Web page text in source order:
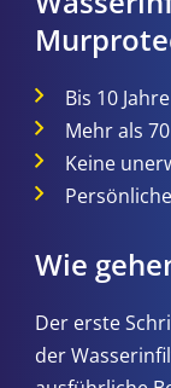
Bis 10
Mehr als
Keine
Wie
Der erste
der